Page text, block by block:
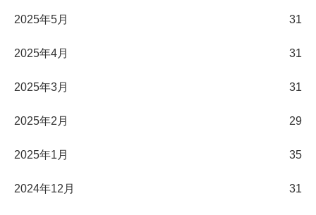
2025年5月 31
2025年4月 31
2025年3月 31
2025年2月 29
2025年1月 35
2024年12月 31